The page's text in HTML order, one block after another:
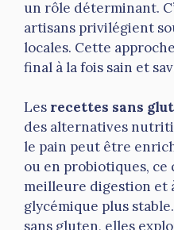
un rôle déterminant.
artisans privilégient
locales. Cette
final à la fois sain et
Les recettes sans
des alternatives
le pain peut être
ou en probiotiques, ce
meilleure digestion et
glycémique plus
sans gluten, elles